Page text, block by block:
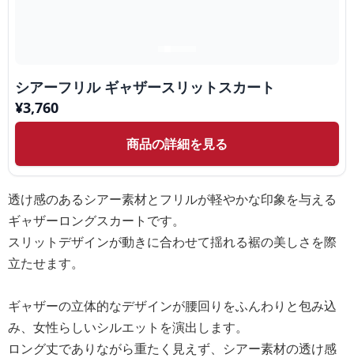
シアーフリル ギャザースリットスカート
¥3,760
商品の詳細を見る
透け感のあるシアー素材とフリルが軽やかな印象を与える
ギャザーロングスカートです。
スリットデザインが動きに合わせて揺れる裾の美しさを際
立たせます。
ギャザーの立体的なデザインが腰回りをふんわりと包み込
み、女性らしいシルエットを演出します。
ロング丈でありながら重たく見えず、シアー素材の透け感